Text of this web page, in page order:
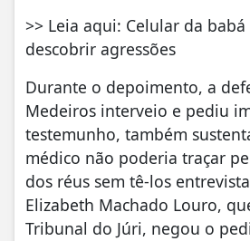
>> Leia aqui: Celular da
descobrir agressões
Durante o depoimento, a
Medeiros interveio e pediu
testemunho, também
médico não poderia traçar
dos réus sem tê-los
Elizabeth Machado Louro,
Tribunal do Júri, negou o